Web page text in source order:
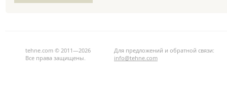
tehne.com © 2011—2026
Все права защищены.
Для предложений и обратной связи:
info@tehne.com